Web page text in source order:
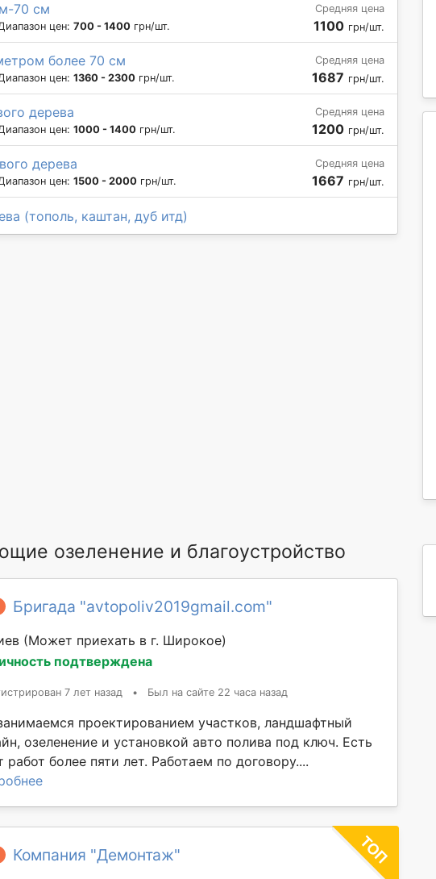
70 см
цен: 700 - 1400 грн/шт.
Средняя цена
1100 грн/шт.
более 70 см
цен: 1360 - 2300 грн/шт.
Средняя цена
1687 грн/шт.
дерева
цен: 1000 - 1400 грн/шт.
Средняя цена
1200 грн/шт.
дерева
цен: 1500 - 2000 грн/шт.
Средняя цена
1667 грн/шт.
(тополь, каштан, дуб итд)
озеленение и благоустройство
Бригада "avtopoliv2019gmail.com"
(Может приехать в г. Широкое)
подтверждена
7 лет назад • Был на сайте 22 часа назад
проектированием участков, ландшафтный
озеленение и установкой авто полива под ключ. Есть
работ более пяти лет. Работаем по договору....
Компания "Демонтаж"